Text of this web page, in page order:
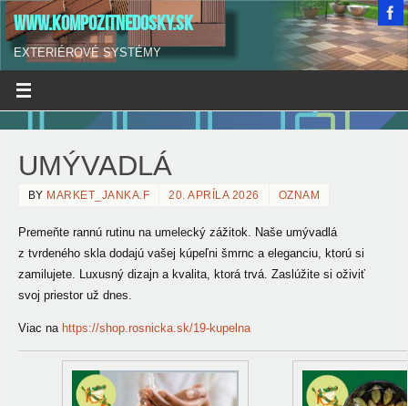
WWW.KOMPOZITNEDOSKY.SK
EXTERIÉROVÉ SYSTÉMY
UMÝVADLÁ
BY MARKET_JANKA.F 20. APRÍLA 2026 OZNAM
Premeňte rannú rutinu na umelecký zážitok. Naše umývadlá
z tvrdeného skla dodajú vašej kúpeľni šmrnc a eleganciu, ktorú si
zamilujete. Luxusný dizajn a kvalita, ktorá trvá. Zaslúžite si oživiť
svoj priestor už dnes.
Viac na https://shop.rosnicka.sk/19-kupelna